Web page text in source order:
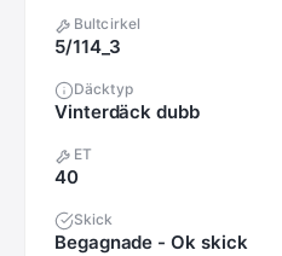
Bultcirkel
5/114_3
Däcktyp
Vinterdäck dubb
ET
40
Skick
Begagnade - Ok skick